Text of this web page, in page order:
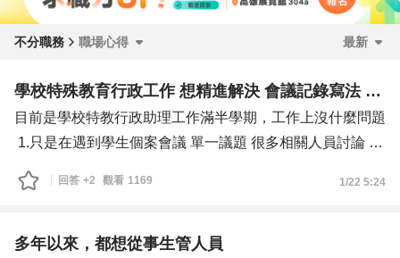
不分職務 職場心得 最新
學校特殊教育行政工作 想精進解決 會議記錄寫法 安排服務時間
目前是學校特教行政助理工作滿半學期，工作上沒什麼問題
1.只是在遇到學生個案會議 單一議題 很多相關人員討論 會
很難抓該寫哪些重點 目前做法 先自己寫一遍在有主管修改
也看過主管怎麼寫的 接近逐字稿 想精進
交由主管確認 是否安排適當
回答 +2 觀看 1169 1/22 5:24
多年以來，都想從事生管人員